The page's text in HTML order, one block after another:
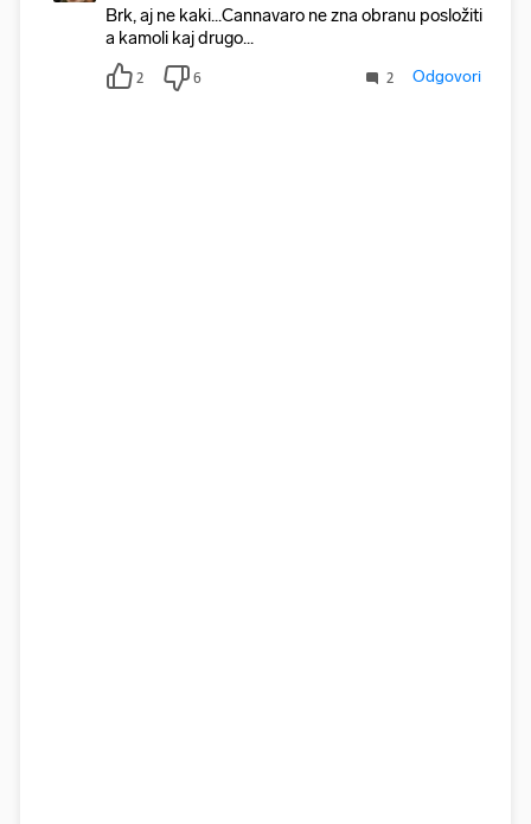
Brk, aj ne kaki...Cannavaro ne zna obranu posložiti
a kamoli kaj drugo...
2 6 2 Odgovori